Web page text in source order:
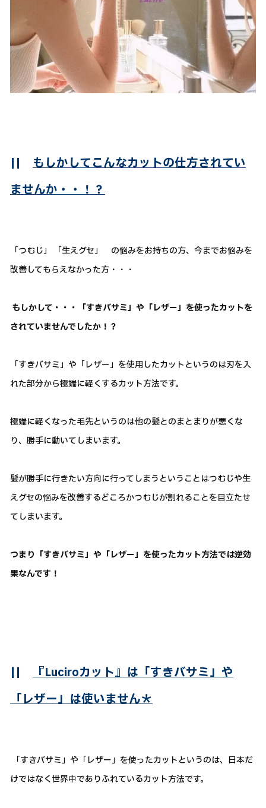
|| もしかしてこんなカットの仕方されてい
ませんか・・！？
「つむじ」 「生えグセ」 の悩みをお持ちの方、今までお悩みを
改善してもらえなかった方・・・
もしかして・・・
「すきバサミ」や「レザー」を使ったカットを
されていませんでしたか！？
「すきバサミ」や「レザー」を使用したカットというのは刃を入
れた部分から極端に軽くするカット方法です。
極端に軽くなった毛先というのは他の髪とのまとまりが悪くな
り、勝手に動いてしまいます。
髪が勝手に行きたい方向に行ってしまうということはつむじや生
えグセの悩みを改善するどころかつむじが割れることを目立たせ
てしまいます。
つまり「すきバサミ」や「レザー」を使ったカット方法では逆効
果なんです！
|| 『Luciroカット』は「すきバサミ」や
「レザー」は使いません＊
「すきバサミ」や「レザー」を使ったカットというのは、日本だ
けではなく世界中でありふれているカット方法です。